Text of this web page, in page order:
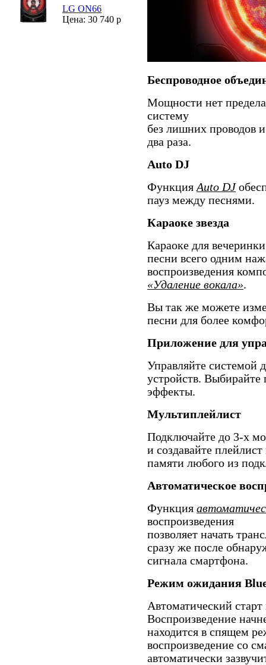
LG ON66
Цена: 30 740 р
Беспроводное
Мощности нет
систему
без лишних проводов
два раза.
Auto DJ
Функция Auto DJ
пауз между песнями.
Караоке звезда
Караоке для
песни всего одним
воспроизведения
«Удаление вокала».
Вы так же можете
песни для более
Приложение для
Управляйте системой
устройств. Выбирайте
эффекты.
Мультиплейлист
Подключайте до 3-х
и создавайте
памяти любого из
Автоматическое
Функция
воспроизведения
позволяет начать
сразу же после
сигнала смартфона.
Режим ожидания
Автоматический
Воспроизведение
находится в спящем
воспроизведение со
автоматически